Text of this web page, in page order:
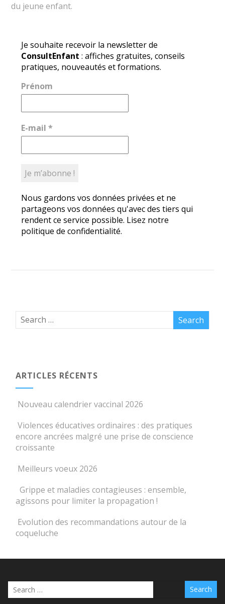
du jeune enfant.
Je souhaite recevoir la newsletter de
ConsultEnfant : affiches gratuites, conseils
pratiques, nouveautés et formations.
Prénom
E-mail *
Nous gardons vos données privées et ne
partageons vos données qu'avec des tiers qui
rendent ce service possible. Lisez notre
politique de confidentialité.
ARTICLES RÉCENTS
Nouveau calendrier vaccinal 2026
Violences éducatives ordinaires : des pratiques
encore ancrées malgré une prise de conscience
croissante
Meilleurs voeux 2026
️ Grippe et maladies contagieuses : ensemble,
agissons pour limiter la propagation !
Evolution des recommandations autour de la
coqueluche